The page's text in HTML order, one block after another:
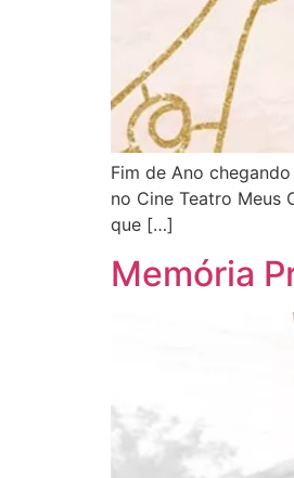
Fim de Ano
no Cine Teatro Meus
que […]
Memória